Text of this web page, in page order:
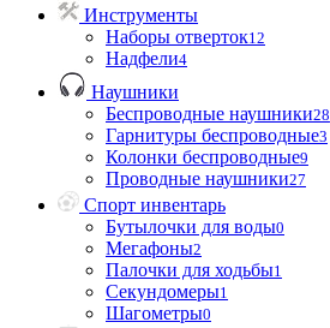
Инструменты
Наборы отверток12
Надфели4
Наушники
Беспроводные наушники28
Гарнитуры беспроводные3
Колонки беспроводные9
Проводные наушники27
Спорт инвентарь
Бутылочки для воды0
Мегафоны2
Палочки для ходьбы1
Секундомеры1
Шагометры0